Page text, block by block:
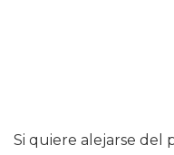
Si quiere alejarse del